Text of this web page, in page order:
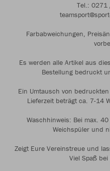
Tel.:
Farbabweichungen,
Es werden alle Artikel aus
Bestellung bedruckt
Ein Umtausch von
Lieferzeit beträgt ca. 7-14
Waschhinweis: Bei max.
Weichspüler und
Zeigt Eure Vereinstreue und
Viel Spaß